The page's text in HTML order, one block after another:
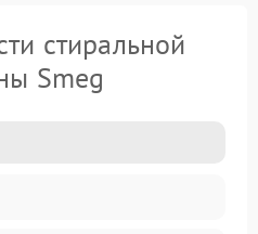
стиральной
Smeg